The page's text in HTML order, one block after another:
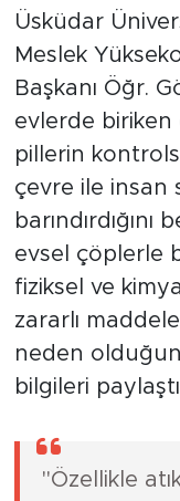
Üsküdar
Meslek
Başkanı Öğr.
evlerde biriken
pillerin
çevre ile insan
evsel çöplerle
fiziksel ve
zararlı
neden
bilgileri
"Özellikle